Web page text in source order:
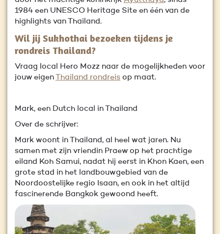
1984 een UNESCO Heritage Site en één van de
highlights van Thailand.
Wil jij Sukhothai bezoeken tijdens je
rondreis Thailand?
Vraag local Hero Mozz naar de mogelijkheden voor
jouw eigen
Thailand rondreis op maat.
Mark, een Dutch local in Thailand
Over de schrijver:
Mark woont in Thailand, al heel wat jaren. Nu
samen met zijn vriendin Praew op het prachtige
eiland Koh Samui, nadat hij eerst in Khon Kaen, een
grote stad in het landbouwgebied van de
Noordoostelijke regio Isaan, en ook in het altijd
fascinerende Bangkok gewoond heeft.